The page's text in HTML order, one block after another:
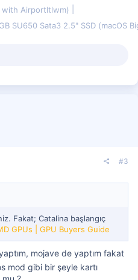
AirportItlwm)
SU650 Sata3 2.5" SSD (macOS
#3
Fakat; Catalina başlangıç
GPUs | GPU Buyers Guide
mojave de yaptım fakat
mod gibi bir şeyle kartı